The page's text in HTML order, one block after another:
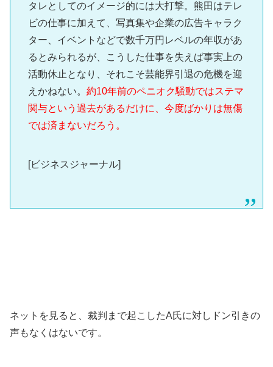
タレとしてのイメージ的には大打撃。熊田はテレ
ビの仕事に加えて、写真集や企業の広告キャラク
ター、イベントなどで数千万円レベルの年収があ
るとみられるが、こうした仕事を失えば事実上の
活動休止となり、それこそ芸能界引退の危機を迎
えかねない。 約10年前のペニオク騒動ではステマ
関与という過去があるだけに、今度ばかりは無傷
では済まないだろう。
[ビジネスジャーナル]
ネットを見ると、裁判まで起こしたA氏に対しドン引きの
声もなくはないです。